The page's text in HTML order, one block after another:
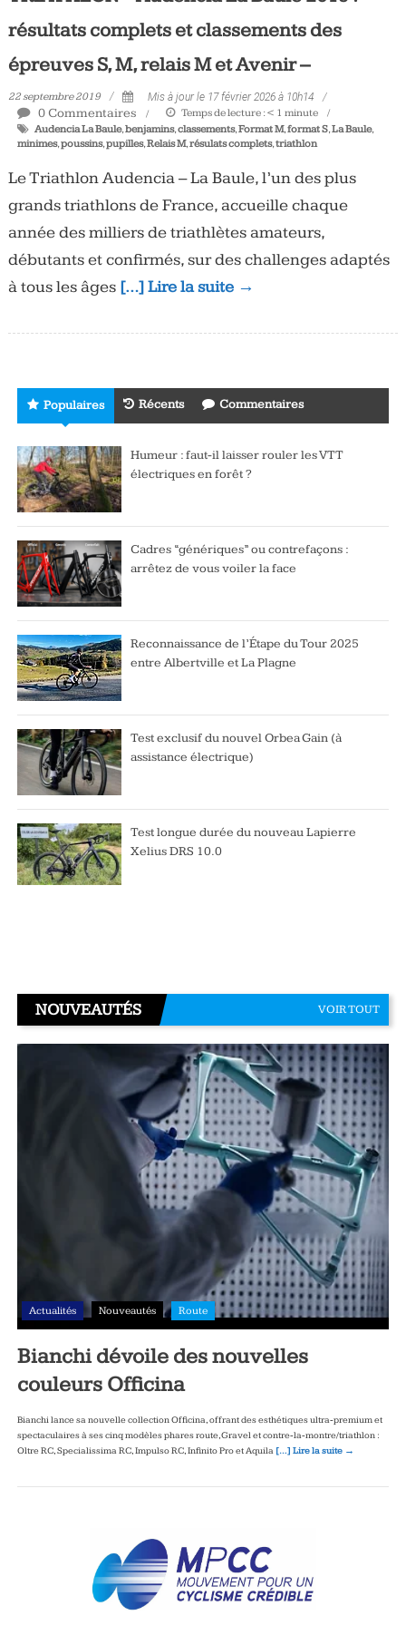
les
jours,
actualité
vélo
et
triathlon
résultats complets et classements des
épreuves S, M, relais M et Avenir –
22 septembre 2019 Mis à jour le 17 février 2026 à 10h14
0 Commentaires Temps de lecture : < 1 minute
Audencia La Baule,benjamins,classements,Format M,format S,La Baule,
minimes,poussins,pupilles,Relais M,résulats complets,triathlon
Le Triathlon Audencia – La Baule, l’un des plus
grands triathlons de France, accueille chaque
année des milliers de triathlètes amateurs,
débutants et confirmés, sur des challenges adaptés
à tous les âges […] Lire la suite →
Populaires Récents Commentaires
Humeur : faut-il laisser rouler les VTT
électriques en forêt ?
Cadres “génériques” ou contrefaçons :
arrêtez de vous voiler la face
Reconnaissance de l’Étape du Tour 2025
entre Albertville et La Plagne
Test exclusif du nouvel Orbea Gain (à
assistance électrique)
Test longue durée du nouveau Lapierre
Xelius DRS 10.0
NOUVEAUTÉS VOIR TOUT
Actualités Nouveautés Route
Bianchi dévoile des nouvelles
couleurs Officina
Bianchi lance sa nouvelle collection Officina, offrant des esthétiques ultra‑premium et
spectaculaires à ses cinq modèles phares route, Gravel et contre‑la‑montre/triathlon :
Oltre RC, Specialissima RC, Impulso RC, Infinito Pro et Aquila […] Lire la suite →